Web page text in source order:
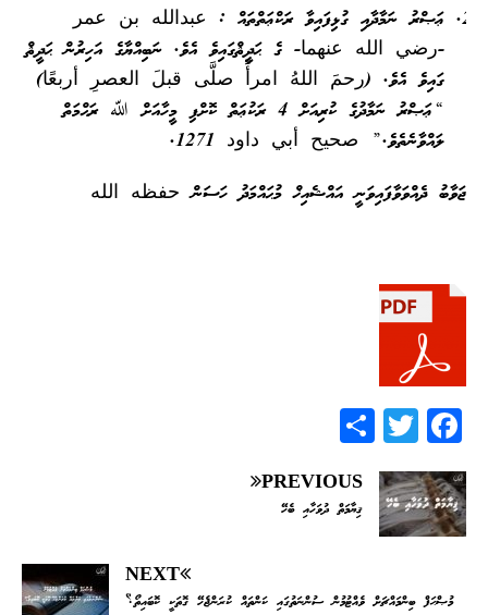
ޢަޞްރު ނަމާދާއި ގުޅިފައިވާ ރަކްޢަތްތައް : عبدالله بن عمر
-رضي الله عنهما- ގެ ޙަދީޘްގައިވެ އެވެ. ނަބިއްޔާގެ އަހިރުން ޙަދީޘް
ގައިވެ އެވެ. (رحمَ اللهُ امرأً صلَّى قبلَ العصرِ أربعًا)
“ޢަޞްރު ނަމާދުގެ ކުރިއަށް 4 ރަކުޢަތް ކޮށްފި މީހާއަށް ﷲ ރަޙްމަތް
ލައްވާނެތެވެ.” صحيح أبي داود 1271.
ޖަވާބު ދެއްވަވާފައިވަނީ އައްޝެއިޚް މުޙައްމަދު ހަސަން حفظه الله
F
ac
eb
oo
T
wi
tt
er
ar
e
PREVIOUS
ޤިޔާމަތް ދުވަހާއި ބެހޭ
NEXT
މުޞްޙަފް ބިންމައްޗަށް ވެއްޓުމުން ސުންނަތުގައި ކަންތައް ކުރަންޖެހޭ ގޮތަކީ ކޮބައިތޯ؟